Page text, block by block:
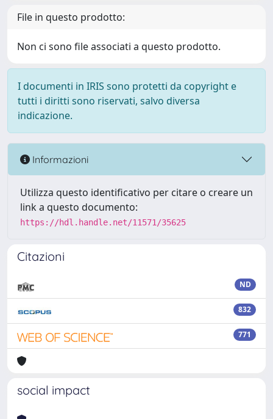
File in questo prodotto:
Non ci sono file associati a questo prodotto.
I documenti in IRIS sono protetti da copyright e
tutti i diritti sono riservati, salvo diversa
indicazione.
Informazioni
Utilizza questo identificativo per citare o creare un
link a questo documento:
https://hdl.handle.net/11571/35625
Citazioni
ND
832
771
social impact